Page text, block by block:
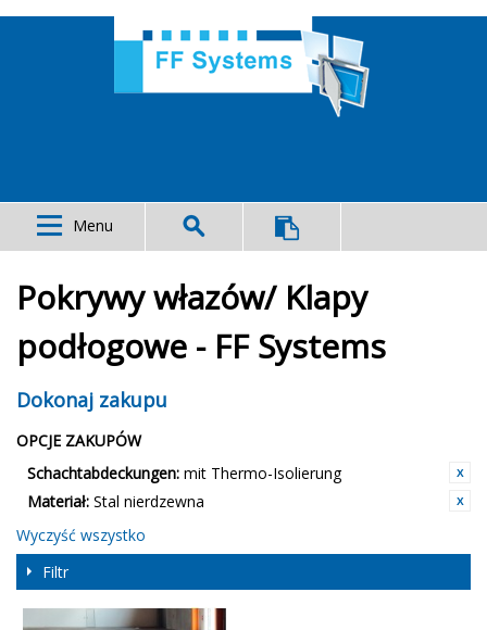
Menu
Pokrywy włazów/ Klapy
podłogowe - FF Systems
Dokonaj zakupu
OPCJE ZAKUPÓW
Schachtabdeckungen: mit Thermo-Isolierung
Materiał: Stal nierdzewna
Wyczyść wszystko
Filtr